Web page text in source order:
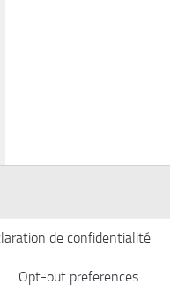
de confidentialité
Opt-out preferences